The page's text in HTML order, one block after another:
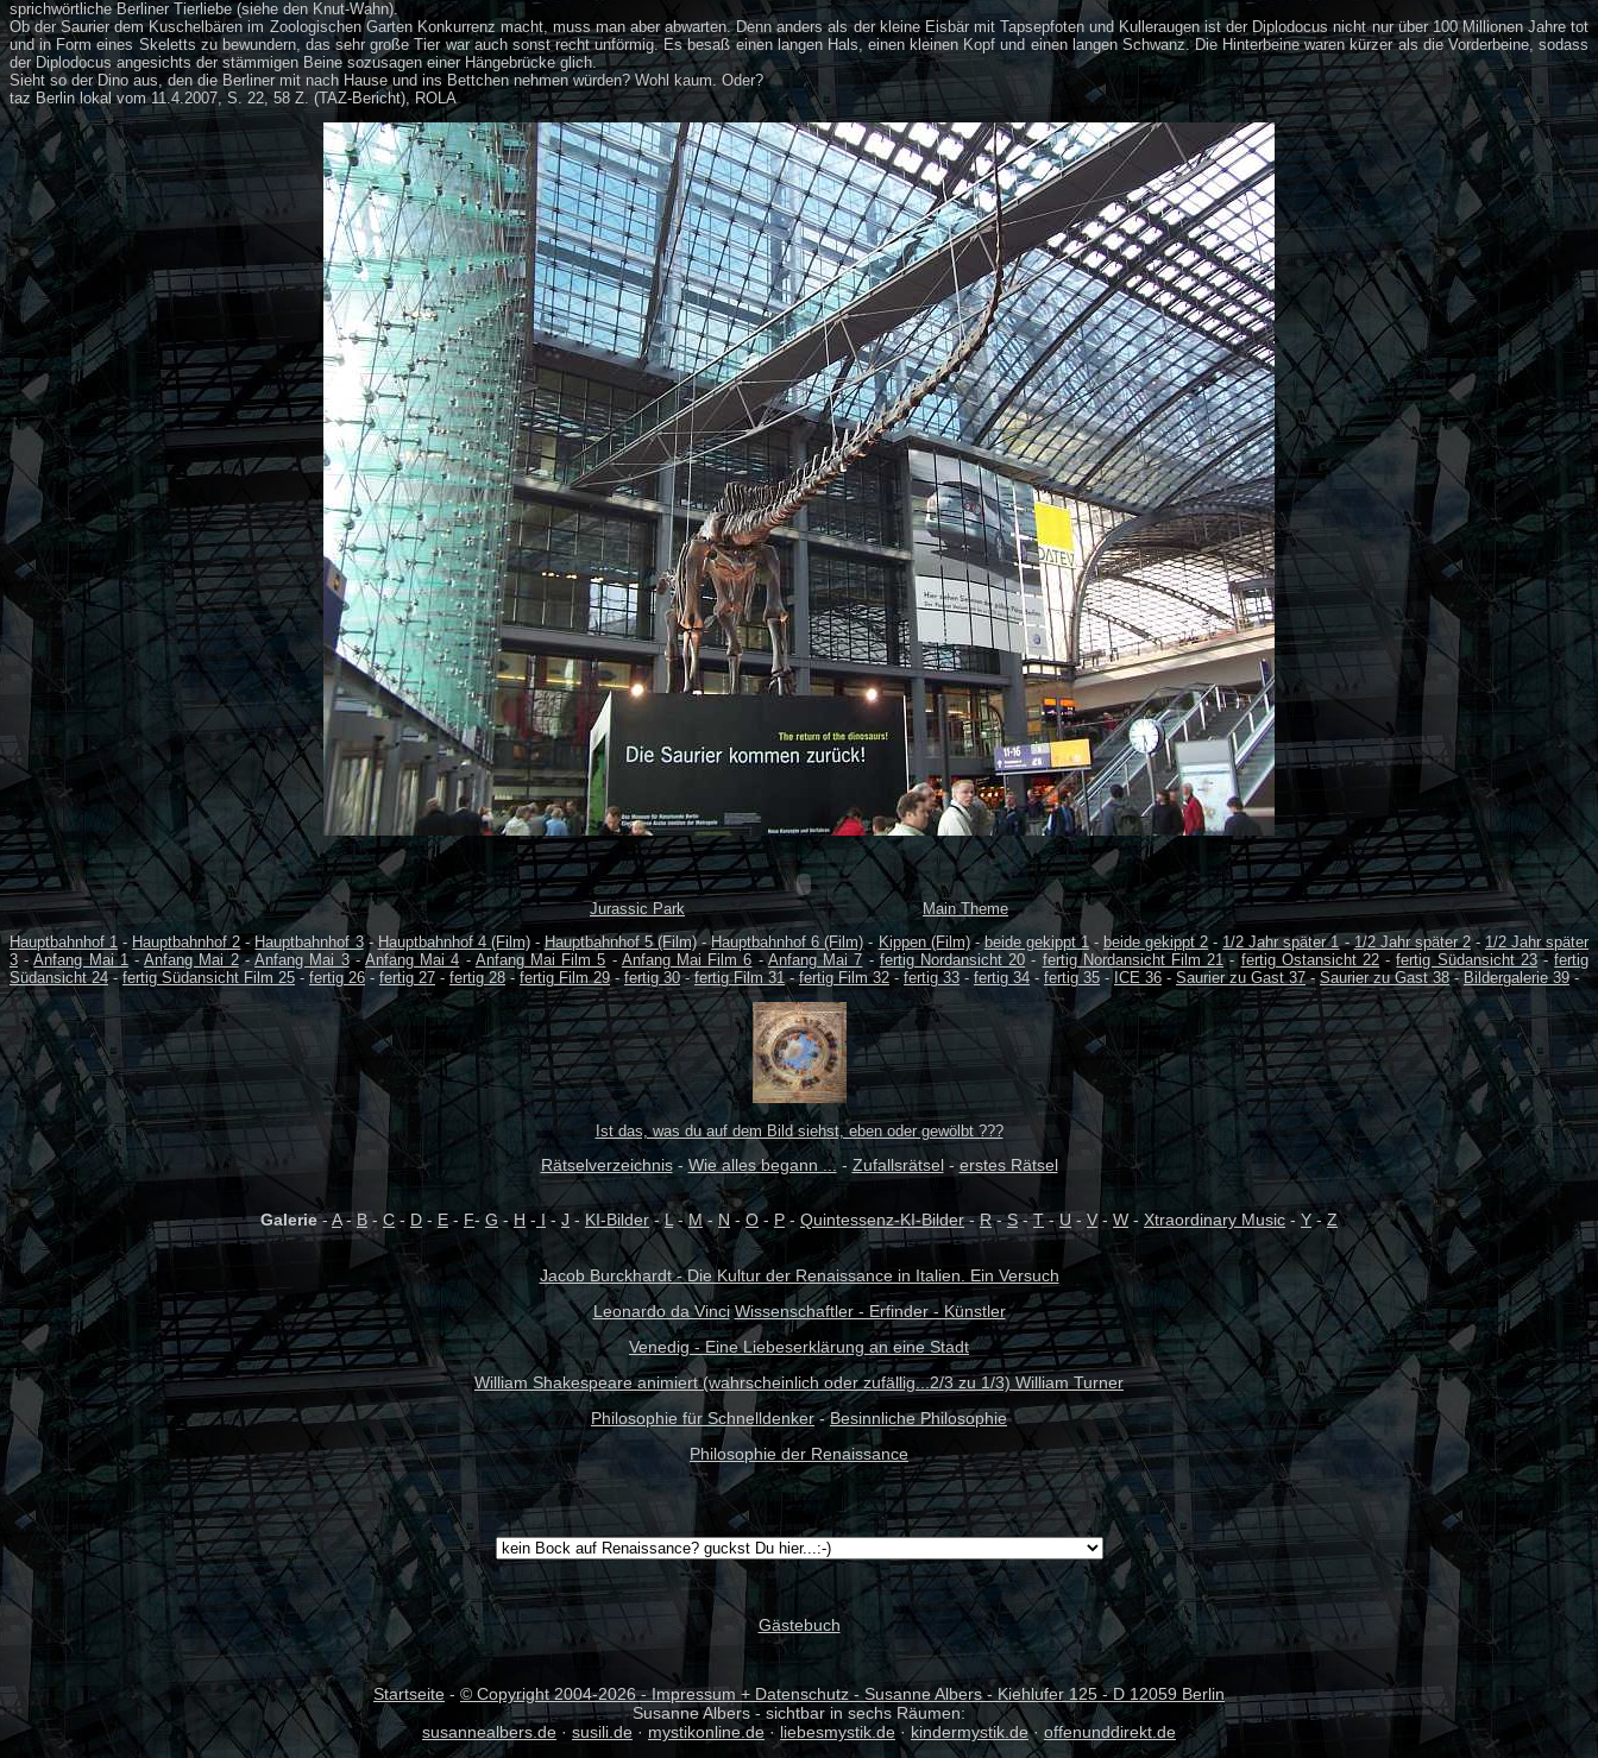
sprichwörtliche Berliner Tierliebe (siehe den Knut-Wahn).
Ob der Saurier dem Kuschelbären im Zoologischen Garten Konkurrenz macht, muss man aber abwarten. Denn anders als der kleine Eisbär mit Tapsepfoten und Kulleraugen ist der Diplodocus nicht nur über 100 Millionen Jahre tot
und in Form eines Skeletts zu bewundern, das sehr große Tier war auch sonst recht unförmig. Es besaß einen langen Hals, einen kleinen Kopf und einen langen Schwanz. Die Hinterbeine waren kürzer als die Vorderbeine, sodass
der Diplodocus angesichts der stämmigen Beine sozusagen einer Hängebrücke glich.
Sieht so der Dino aus, den die Berliner mit nach Hause und ins Bettchen nehmen würden? Wohl kaum. Oder?
taz Berlin lokal vom 11.4.2007, S. 22, 58 Z. (TAZ-Bericht), ROLA
Jurassic Park
Main Theme
Hauptbahnhof 1 - Hauptbahnhof 2 -Hauptbahnhof 3-Hauptbahnhof 4 (Film)-Hauptbahnhof 5 (Film)-Hauptbahnhof 6 (Film)- Kippen (Film)-beide gekippt 1- beide gekippt 2 - 1/2 Jahr später 1-1/2 Jahr später 2- 1/2 Jahr später
3 -Anfang Mai 1-Anfang Mai 2-Anfang Mai 3-Anfang Mai 4 - Anfang Mai Film 5 - Anfang Mai Film 6 -Anfang Mai 7 - fertig Nordansicht 20 - fertig Nordansicht Film 21- fertig Ostansicht 22 -fertig Südansicht 23-fertig
Südansicht 24-fertig Südansicht Film 25 - fertig 26- fertig 27 - fertig 28- fertig Film 29-fertig 30-fertig Film 31-fertig Film 32- fertig 33 - fertig 34- fertig 35 - ICE 36 - Saurier zu Gast 37- Saurier zu Gast 38-Bildergalerie 39-
Ist das, was du auf dem Bild siehst, eben oder gewölbt ???
Rätselverzeichnis-Wie alles begann ... - Zufallsrätsel- erstes Rätsel
Galerie-A- B - C - D - E- F- G -H - I- J - KI-Bilder-L-M- N - O- P- Quintessenz-KI-Bilder-R-S-T-U - V - W - Xtraordinary Music - Y -Z
Jacob Burckhardt - Die Kultur der Renaissance in Italien. Ein Versuch
Leonardo da Vinci Wissenschaftler - Erfinder - Künstler
Venedig - Eine Liebeserklärung an eine Stadt
William Shakespeare animiert (wahrscheinlich oder zufällig...2/3 zu 1/3) William Turner
Philosophie für Schnelldenker-Besinnliche Philosophie
Philosophie der Renaissance
Gästebuch
Startseite - © Copyright 2004-2026 - Impressum + Datenschutz - Susanne Albers - Kiehlufer 125 - D 12059 Berlin
Susanne Albers - sichtbar in sechs Räumen:
susannealbers.de · susili.de · mystikonline.de · liebesmystik.de · kindermystik.de· offenunddirekt.de